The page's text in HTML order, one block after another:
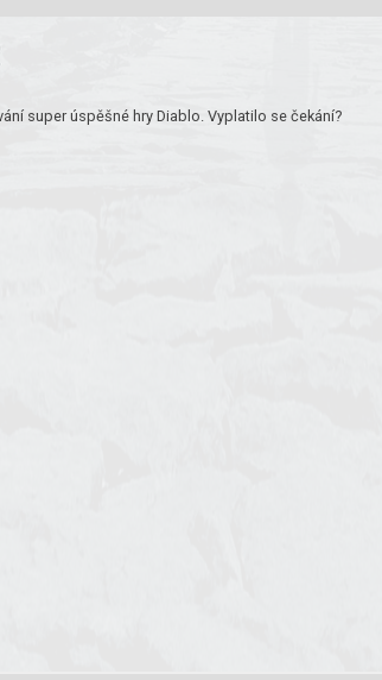
super úspěšné hry Diablo. Vyplatilo se čekání?